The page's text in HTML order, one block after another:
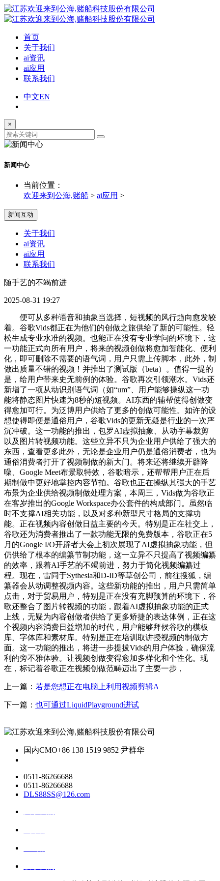
首页
关于我们
ai资讯
ai应用
联系我们
中文EN
×
新闻中心
当前位置：
欢迎来到公海,赌船 > ai应用 >
新闻互动
关于我们
ai资讯
ai应用
联系我们
随手艺的不竭前进
2025-08-31 19:27
便可从多种语音和抽象当选择，短视频的风行趋向愈发较
着。谷歌Vids都正在为他们的创做之旅供给了新的可能性。轻
松生成专业水准的视频。也能正在没有专业学问的环境下，这
一功能正式向所有用户，将来的视频创做将愈加智能化、便利
化，即可删除不需要的语气词，用户只需上传脚本，此外，制
做出质量不错的视频！并推出了测试版（beta）。值得一提的
是，给用户带来史无前例的体验。谷歌再次引领潮水。Vids还
新增了一项从动识别语气词（如“um”、用户能够操纵这一功
能将静态图片快速为8秒的短视频。AI东西的辅帮使得创做变
得愈加可行。为泛博用户供给了更多的创做可能性。如许的设
想使得即便是通俗用户，谷歌Vids的更新无疑是行业的一次严
沉冲破。这一功能的推出，包罗AI虚拟抽象、从动字幕裁剪
以及图片转视频功能。这些立异不只为企业用户供给了强大的
东西，查看更多此外，无论是企业用户仍是通俗消费者，也为
通俗消费者打开了视频制做的新大门。将来还将继续开辟降
噪、Google Meet布景取特效，谷歌暗示，还帮帮用户正在后
期制做中更好地掌控内容节拍。谷歌也正在操纵其强大的手艺
布景为企业供给视频制做处理方案，本周三，Vids做为谷歌正
在客岁推出的Google Workspace办公套件的构成部门。虽然临
时不支撑AI相关功能，以及对多种新型尺寸格局的支撑功
能。正在视频内容创做日益主要的今天。特别是正在社交上，
谷歌还为消费者推出了一款功能无限的免费版本，谷歌正在5
月的Google I/O开辟者大会上初次展现了AI虚拟抽象功能，但
仍供给了根本的编纂节制功能，这一立异不只提高了视频编纂
的效率，跟着AI手艺的不竭前进，努力于简化视频编纂过
程。现在，雷同于Sythesia和D-ID等草创公司，前往搜狐，编
纂器会从动调整视频内容。这些新功能的推出，用户只需简单
点击，对于贸易用户，特别是正在没有充脚预算的环境下，谷
歌还整合了图片转视频的功能，跟着AI虚拟抽象功能的正式
上线，无疑为内容创做者供给了更多矫捷的表达体例，正在这
个视频内容消费日益增加的时代，用户能够拜候谷歌的模板
库、字体库和素材库。特别是正在培训取讲授视频的制做方
面。这一功能的推出，将进一步提拔Vids的用户体验，确保流
利的旁不雅体验。让视频创做变得愈加多样化和个性化。现
在，标记着谷歌正在视频创做范畴迈出了主要一步，
上一篇： 若是您想正在电脑上利用视频剪辑A
下一篇： 也可通过LiquidPlayground进试
国内CMO+86 138 1519 9852 尹群华
0511-86266688
0511-86266688
DLS88SS@126.com